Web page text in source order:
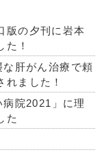
版の夕刊に岩本
！
肝がん治療で頼
ました！
院2021」に理
た